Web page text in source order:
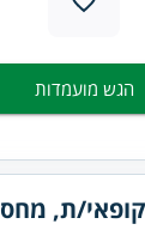
הגש מועמדות
ת,